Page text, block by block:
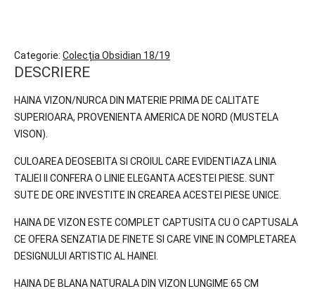
Categorie: Colecția Obsidian 18/19
DESCRIERE
HAINA VIZON/NURCA DIN MATERIE PRIMA DE CALITATE
SUPERIOARA, PROVENIENTA AMERICA DE NORD (MUSTELA
VISON).
CULOAREA DEOSEBITA SI CROIUL CARE EVIDENTIAZA LINIA
TALIEI II CONFERA O LINIE ELEGANTA ACESTEI PIESE. SUNT
SUTE DE ORE INVESTITE IN CREAREA ACESTEI PIESE UNICE.
HAINA DE VIZON ESTE COMPLET CAPTUSITA CU O CAPTUSALA
CE OFERA SENZATIA DE FINETE SI CARE VINE IN COMPLETAREA
DESIGNULUI ARTISTIC AL HAINEI.
HAINA DE BLANA NATURALA DIN VIZON LUNGIME 65 CM